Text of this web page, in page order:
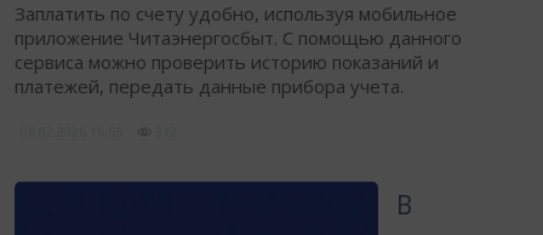
Заплатить по счету удобно, используя мобильное
приложение Читаэнергосбыт. С помощью данного
сервиса можно проверить историю показаний и
платежей, передать данные прибора учета.
В